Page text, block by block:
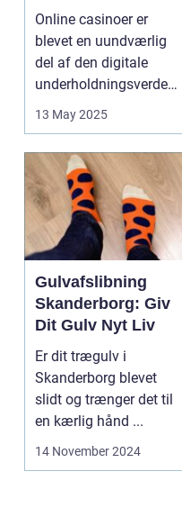
ustri
Online casinoer er
blevet en uundværlig
del af den digitale
underholdningsverden.
Med den stad...
13 May 2025
Gulvafslibning
Skanderborg: Giv
Dit Gulv Nyt Liv
Er dit trægulv i
Skanderborg blevet
slidt og trænger det til
en kærlig hånd ...
14 November 2024